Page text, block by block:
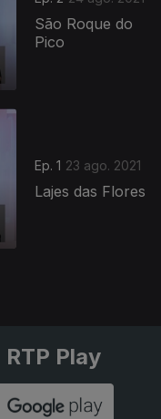
São Roque do
Pico
Ep. 1 23 ago. 2021
Lajes das Flores
RTP Play